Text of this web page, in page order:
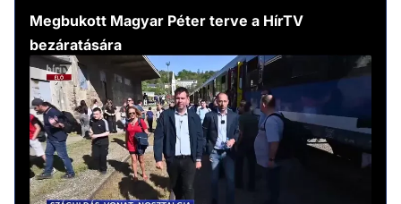
Megbukott Magyar Péter terve a HírTV
bezáratására